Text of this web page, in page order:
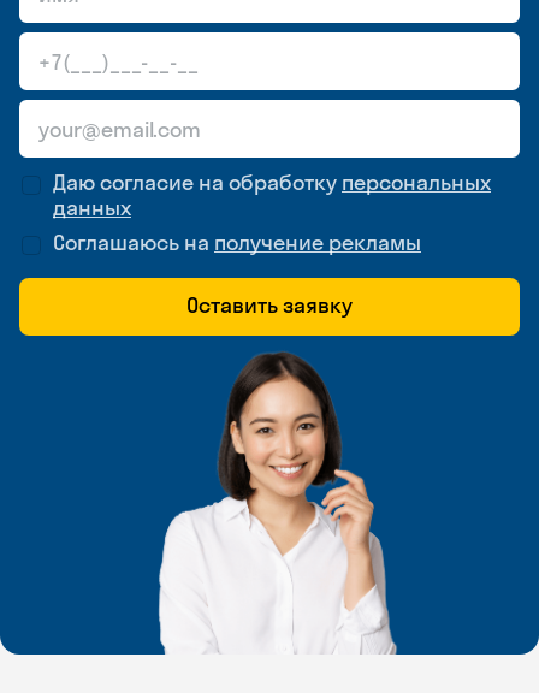
Даю согласие на обработку персональных
данных
Соглашаюсь на получение рекламы
Оставить заявку